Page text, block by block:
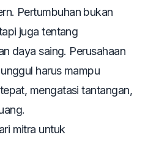
Pertumbuhan bukan
juga tentang
daya saing. Perusahaan
harus mampu
mengatasi tantangan,
mitra untuk